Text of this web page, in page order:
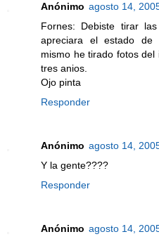
Anónimo agosto 14,
Fornes: Debiste tirar
apreciara el estado de
mismo he tirado fotos
tres anios.
Ojo pinta
Responder
Anónimo agosto 14,
Y la gente????
Responder
Anónimo agosto 14,